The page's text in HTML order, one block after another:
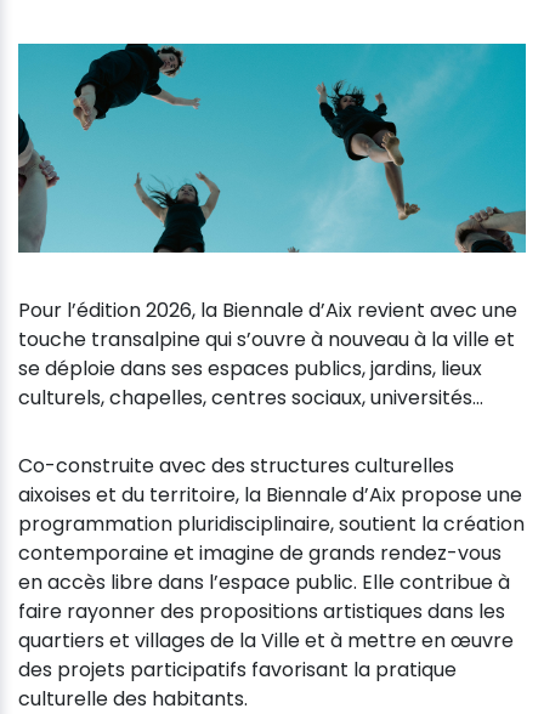
Pour l’édition 2026, la Biennale d’Aix revient avec une
touche transalpine qui s’ouvre à nouveau à la ville et
se déploie dans ses espaces publics, jardins, lieux
culturels, chapelles, centres sociaux, universités…
Co-construite avec des structures culturelles
aixoises et du territoire, la Biennale d’Aix propose une
programmation pluridisciplinaire, soutient la création
contemporaine et imagine de grands rendez-vous
en accès libre dans l’espace public. Elle contribue à
faire rayonner des propositions artistiques dans les
quartiers et villages de la Ville et à mettre en œuvre
des projets participatifs favorisant la pratique
culturelle des habitants.